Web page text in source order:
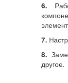
6.
7.
8.
другое.